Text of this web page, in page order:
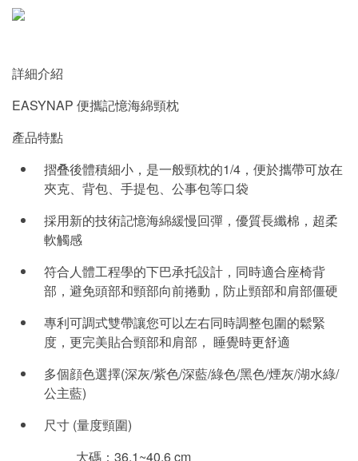
詳細介紹
EASYNAP 便攜記憶海綿頸枕
產品特點
摺叠後體積細小，是一般頸枕的1/4，便於攜帶可放在
夾克、背包、手提包、公事包等口袋
採用新的技術記憶海綿緩慢回彈，優質長纖棉，超柔
軟觸感
符合人體工程學的下巴承托設計，同時適合座椅背
部，避免頭部和頸部向前捲動，防止頸部和肩部僵硬
專利可調式雙帶讓您可以左右同時調整包圍的鬆緊
度，更完美貼合頸部和肩部， 睡覺時更舒適
多個顔色選擇(深灰/紫色/深藍/綠色/黑色/煙灰/湖水綠/
公主藍)
尺寸 (量度頸圍)
大碼：36.1~40.6 cm